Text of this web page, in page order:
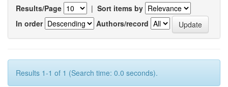
Results/Page | Sort items by
In order
Authors/record
Results 1-1 of 1 (Search time: 0.0 seconds).